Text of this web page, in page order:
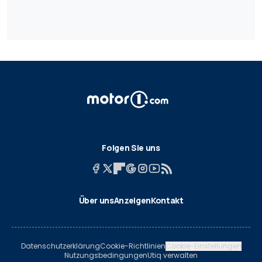
Folgen Sie uns
Über unsAnzeigenKontakt
DatenschutzerklärungCookie-RichtlinienCookie-Einstellungen
NutzungsbedingungenUtiq verwalten